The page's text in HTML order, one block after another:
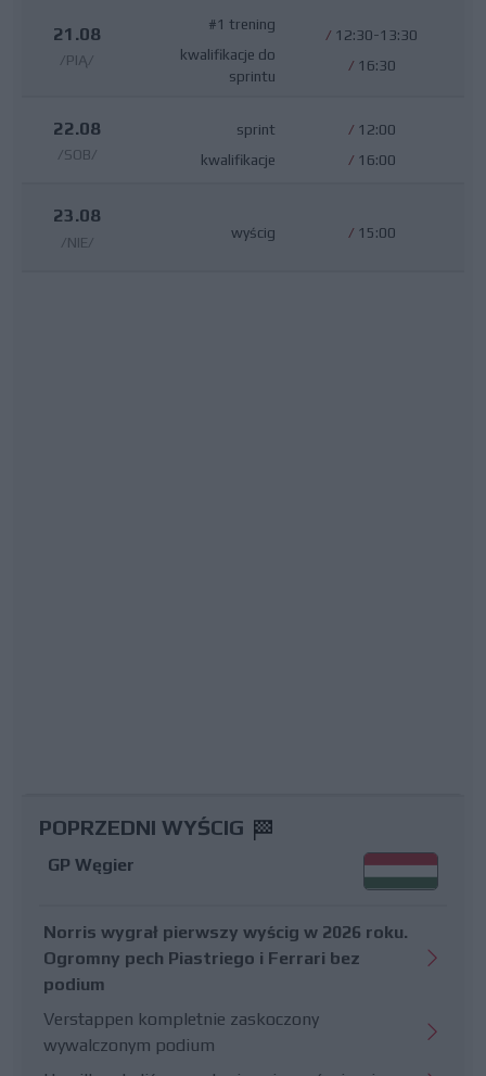
21.08
/PIĄ/
#1 trening
kwalifikacje do
sprintu
/ 12:30-13:30
/ 16:30
22.08
/SOB/
sprint
kwalifikacje
/ 12:00
/ 16:00
23.08
/NIE/
wyścig / 15:00
POPRZEDNI WYŚCIG
GP Węgier
Norris wygrał pierwszy wyścig w 2026 roku.
Ogromny pech Piastriego i Ferrari bez
podium
Verstappen kompletnie zaskoczony
wywalczonym podium